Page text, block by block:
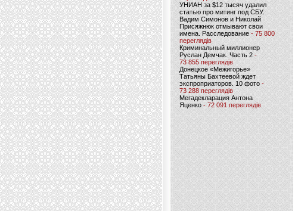
УНИАН за $12 тысяч удалил
статью про митинг под СБУ.
Вадим Симонов и Николай
Присяжнюк отмывают свои
имена. Расследование - 75 800
переглядів
Криминальный миллионер
Руслан Демчак. Часть 2-
73 855 переглядів
Донецкое «Межигорье»
Татьяны Бахтеевой ждет
экспроприаторов. 10 фото -
73 288 переглядів
Мегадекларация Антона
Яценко - 72 091 переглядів